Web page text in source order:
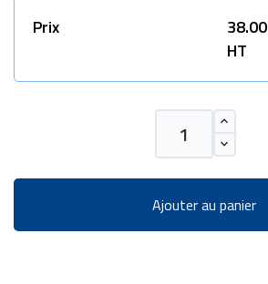
Prix
38.00
HT
Ajouter au panier